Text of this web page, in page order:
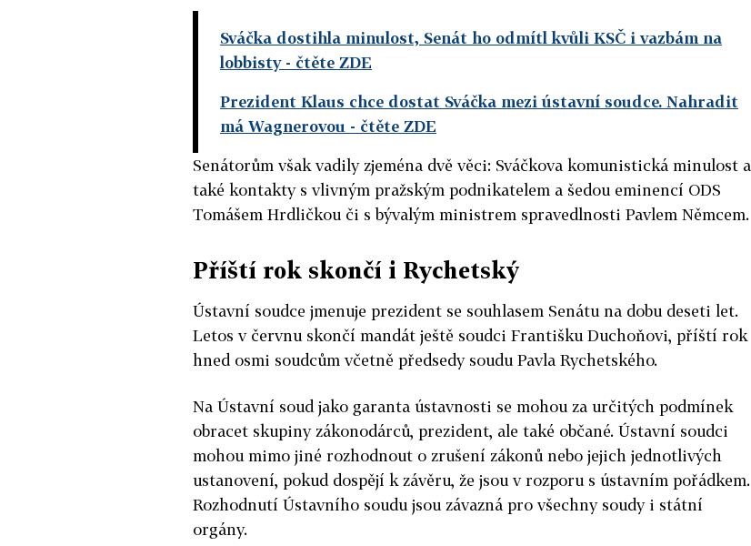
Sváčka dostihla minulost, Senát ho odmítl kvůli KSČ i vazbám na
lobbisty- čtěte ZDE
Prezident Klaus chce dostat Sváčka mezi ústavní soudce. Nahradit
má Wagnerovou - čtěte ZDE
Senátorům však vadily zjeména dvě věci: Sváčkova komunistická minulost a
také kontakty s vlivným pražským podnikatelem a šedou eminencí ODS
Tomášem Hrdličkou či s bývalým ministrem spravedlnosti Pavlem Němcem.
Příští rok skončí i Rychetský
Ústavní soudce jmenuje prezident se souhlasem Senátu na dobu deseti let.
Letos v červnu skončí mandát ještě soudci Františku Duchoňovi, příští rok
hned osmi soudcům včetně předsedy soudu Pavla Rychetského.
Na Ústavní soud jako garanta ústavnosti se mohou za určitých podmínek
obracet skupiny zákonodárců, prezident, ale také občané. Ústavní soudci
mohou mimo jiné rozhodnout o zrušení zákonů nebo jejich jednotlivých
ustanovení, pokud dospějí k závěru, že jsou v rozporu s ústavním pořádkem.
Rozhodnutí Ústavního soudu jsou závazná pro všechny soudy i státní
orgány.